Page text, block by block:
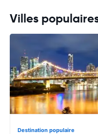
Villes
Destination populaire